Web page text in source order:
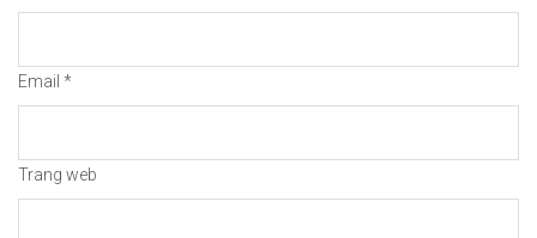
𝘟𝘦𝘮 𝘤𝘩𝘪 𝘵𝘪ế𝘵: https://chungkhoanforex.com/du-
😘Cảm ơn bạn đã xem thông tin😘🍀🤗Chúc bạn
Email *
Trang web